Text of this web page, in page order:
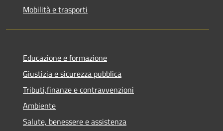
Mobilità e trasporti
Educazione e formazione
Giustizia e sicurezza pubblica
Tributi,finanze e contravvenzioni
Ambiente
Salute, benessere e assistenza